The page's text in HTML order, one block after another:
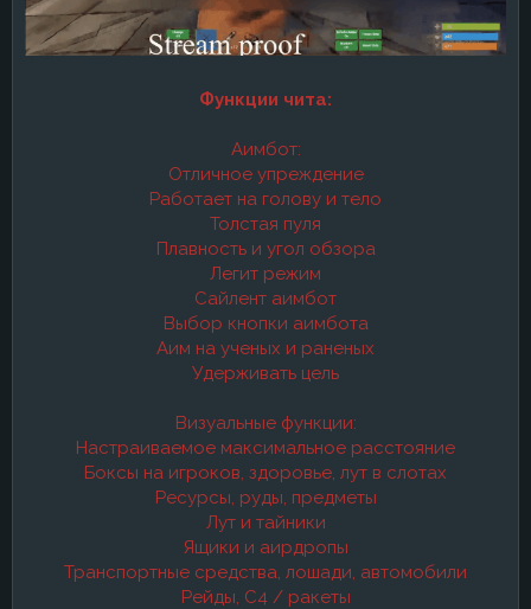
Функции чита:
Аимбот:
Отличное упреждение
Работает на голову и тело
Толстая пуля
Плавность и угол обзора
Легит режим
Сайлент аимбот
Выбор кнопки аимбота
Аим на ученых и раненых
Удерживать цель
Визуальные функции:
Настраиваемое максимальное расстояние
Боксы на игроков, здоровье, лут в слотах
Ресурсы, руды, предметы
Лут и тайники
Ящики и аирдропы
Транспортные средства, лошади, автомобили
Рейды, C4 / ракеты